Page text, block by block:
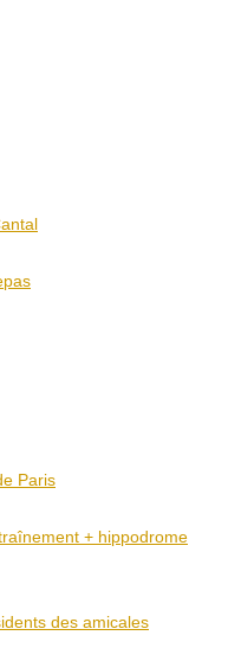
Paris
+ hippodrome
des amicales